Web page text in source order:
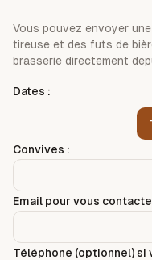
Vous pouvez envoyer
tireuse et des futs de
brasserie directement
Dates :
Convives :
Email pour vous
Téléphone (optionnel) si